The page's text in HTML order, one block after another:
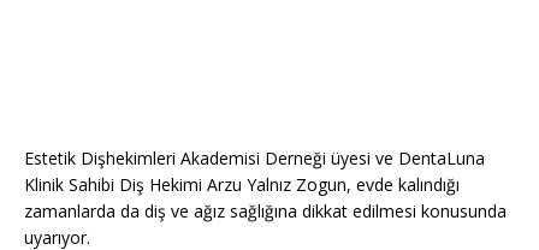
Estetik Dişhekimleri Akademisi Derneği üyesi ve DentaLuna
Klinik Sahibi Diş Hekimi Arzu Yalnız Zogun, evde kalındığı
zamanlarda da diş ve ağız sağlığına dikkat edilmesi konusunda
uyarıyor.